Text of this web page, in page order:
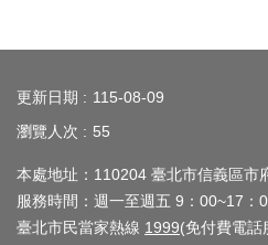
與
導
圈
廊
更新日期
115-08-09
瀏覽人次
55
本處地址：110204 臺北市信義區市
服務時間：週一至週五 9：00~17：
臺北市民當家熱線 1999(免付費電